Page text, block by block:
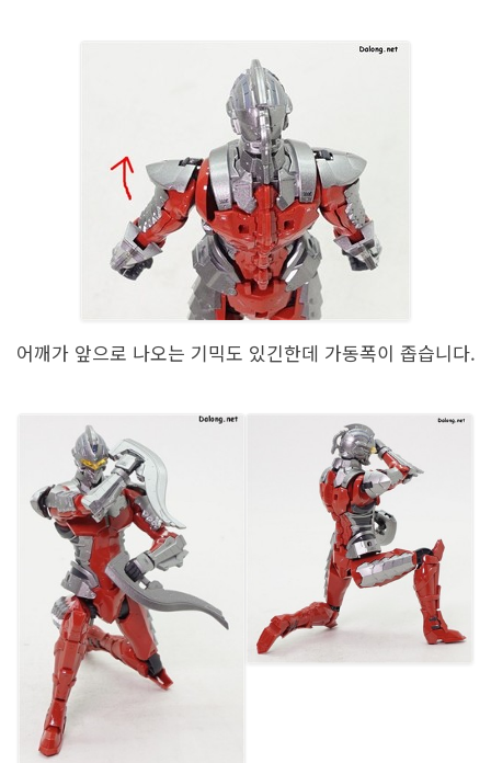
어깨가 앞으로 나오는 기믹도 있긴한데 가동폭이 좁습니다.